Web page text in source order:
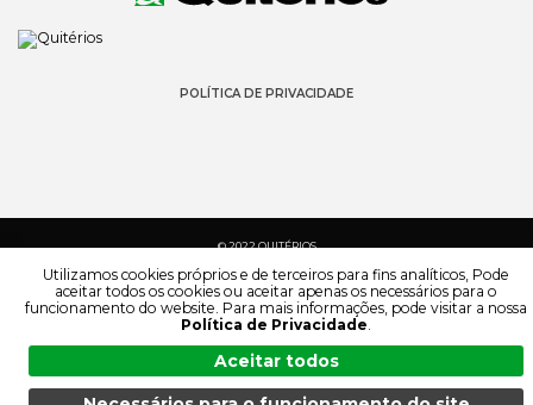
POLÍTICA DE PRIVACIDADE
© 2022 QUITÉRIOS
Utilizamos cookies próprios e de terceiros para fins analíticos, Pode
aceitar todos os cookies ou aceitar apenas os necessários para o
funcionamento do website. Para mais informações, pode visitar a nossa
Política de Privacidade.
Aceitar todos